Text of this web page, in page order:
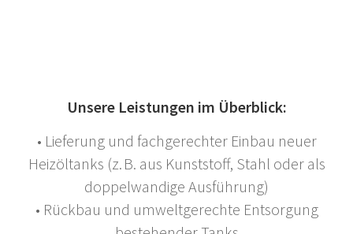
Unsere Leistungen im Überblick:
• Lieferung und fachgerechter Einbau neuer
Heizöltanks (z. B. aus Kunststoff, Stahl oder als
doppelwandige Ausführung)
• Rückbau und umweltgerechte Entsorgung